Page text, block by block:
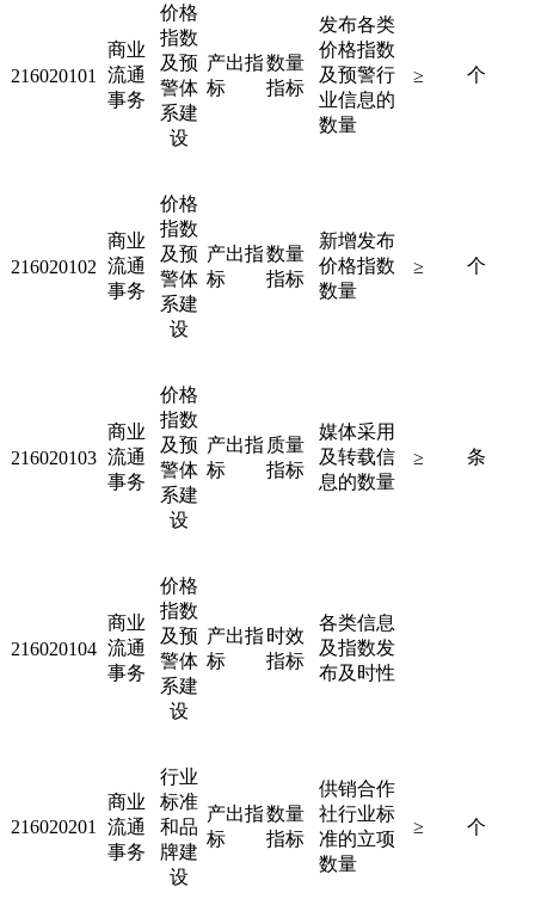
216020101
商业
流通
事务
价格
指数
及预
警体
系建
设
产出指
标
数量
指标
发布各类
价格指数
及预警行
业信息的
数量
≥ 个
216020102
商业
流通
事务
价格
指数
及预
警体
系建
设
产出指
标
数量
指标
新增发布
价格指数
数量
≥ 个
216020103
商业
流通
事务
价格
指数
及预
警体
系建
设
产出指
标
质量
指标
媒体采用
及转载信
息的数量
≥ 条
216020104
商业
流通
事务
价格
指数
及预
警体
系建
设
产出指
标
时效
指标
各类信息
及指数发
布及时性
216020201
商业
流通
事务
行业
标准
和品
牌建
设
产出指
标
数量
指标
供销合作
社行业标
准的立项
数量
≥ 个